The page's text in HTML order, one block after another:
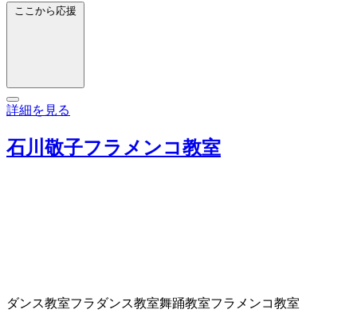
ここから応援
詳細を見る
石川敬子フラメンコ教室
ダンス教室フラダンス教室舞踊教室フラメンコ教室